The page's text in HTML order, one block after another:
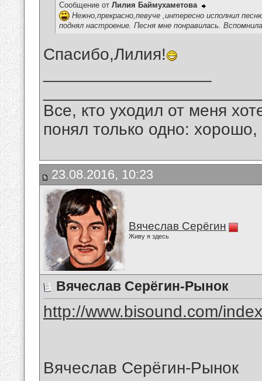
Сообщение от Лилия Баймухаметова
Нежно,прекрасно,певуче ,интересно исполнил
поднял настроение. Песня мне понравилась.
Спасибо,Лилия!
Все, кто уходил от меня
понял только одно:
23.08.2016, 10:23
Вячеслав Серёгин
Живу я здесь
Вячеслав Серёгин-Рынок
http://www.bisound.com/
Вячеслав Серёгин-Рынок